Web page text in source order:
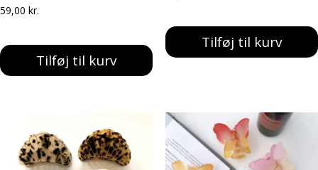
59,00 kr.
Tilføj til kurv
Tilføj til kurv